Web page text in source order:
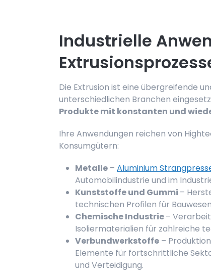
Industrielle
Die Extrusion ist eine übergreifende
unterschiedlichen Branchen
Produkte mit konstanten und
Ihre Anwendungen reichen von
Konsumgütern:
Metalle – Aluminium
Automobilindustrie und im
Kunststoffe und Gummi –
technischen Profilen für
Chemische Industrie–
Isoliermaterialien für zahlreiche
Verbundwerkstoffe –
Elemente für fortschrittliche
und Verteidigung.